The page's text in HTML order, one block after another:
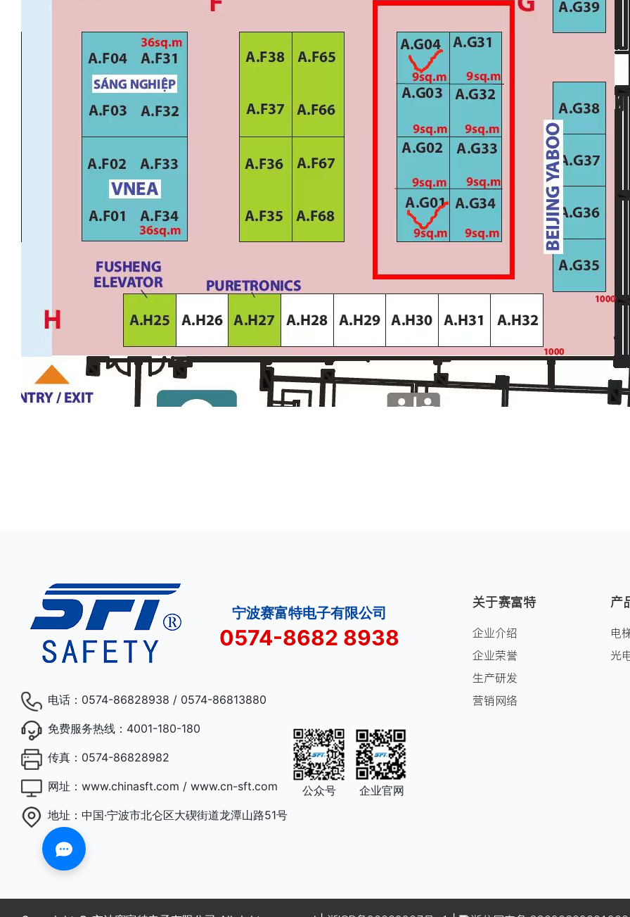
宁波赛富特电子有限公司
0574-8682 8938
电话： 0574-86828938 / 0574-86813880
免费服务热线： 4001-180-180
传真： 0574-86828982
网址： www.chinasft.com / www.cn-sft.com
地址： 中国·宁波市北仑区大碶街道龙潭山路51号
公众号 企业官网
关于赛富特
企业介绍
企业荣誉
生产研发
营销网络
产
电
光